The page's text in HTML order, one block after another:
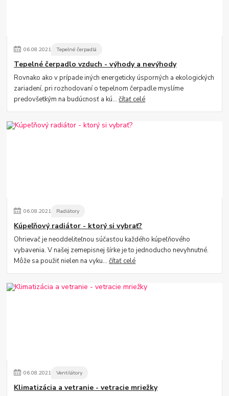
06.08.2021 Tepelné čerpadlá
Tepelné čerpadlo vzduch - výhody a nevýhody
Rovnako ako v prípade iných energeticky úsporných a ekologických
zariadení, pri rozhodovaní o tepelnom čerpadle myslíme
predovšetkým na budúcnosť a kú...čítať celé
06.08.2021 Radiátory
Kúpeľňový radiátor - ktorý si vybrať?
Ohrievač je neoddeliteľnou súčasťou každého kúpeľňového
vybavenia. V našej zemepisnej šírke je to jednoducho nevyhnutné.
Môže sa použiť nielen na vyku...čítať celé
06.08.2021 Ventilátory
Klimatizácia a vetranie - vetracie mriežky